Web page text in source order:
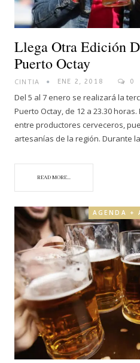
Llega Otra Edición
Puerto Octay
CINTIA ENE 2, 2018 0
Del 5 al 7 enero se realizará la
Puerto Octay, de 12 a 23.30
entre productores cerveceros,
artesanías de la región. Durante
READ MORE...